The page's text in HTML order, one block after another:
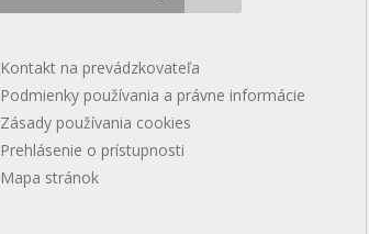
Kontakt na prevádzkovateľa
Podmienky používania a právne informácie
Zásady používania cookies
Prehlásenie o prístupnosti
Mapa stránok